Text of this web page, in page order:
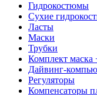
Гидрокостюмы
Сухие
Ласты
Маски
Трубки
Комплект маска
Дайвинг-
Регуляторы
Компенсаторы